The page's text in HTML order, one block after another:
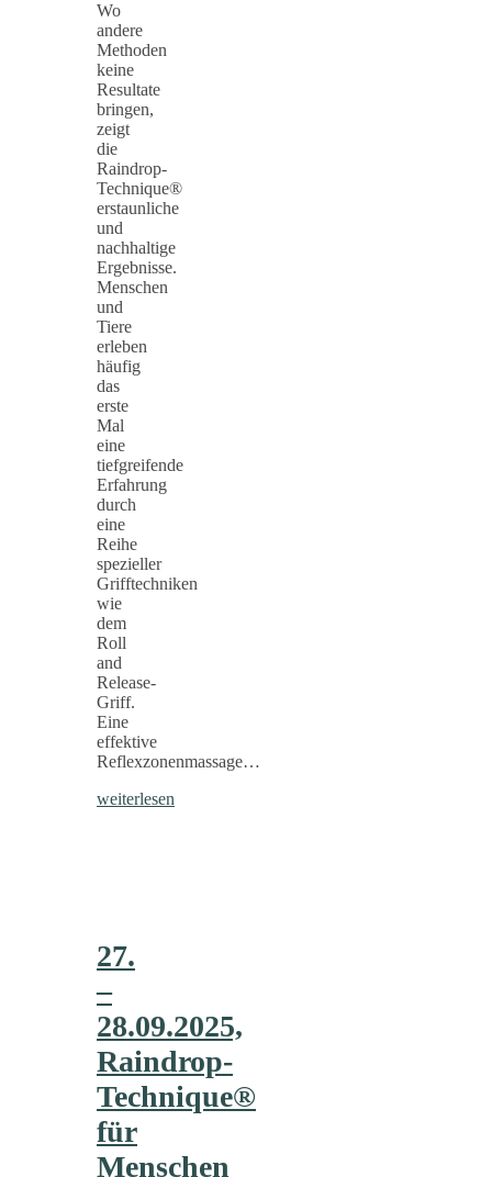
Wo
andere
Methoden
keine
Resultate
bringen,
zeigt
die
Raindrop-
Technique®
erstaunliche
und
nachhaltige
Ergebnisse.
Menschen
und
Tiere
erleben
häufig
das
erste
Mal
eine
tiefgreifende
Erfahrung
durch
eine
Reihe
spezieller
Grifftechniken
wie
dem
Roll
and
Release-
Griff.
Eine
effektive
Reflexzonenmassage…
weiterlesen
27.
–
28.09.2025,
Raindrop-
Technique®
für
Menschen